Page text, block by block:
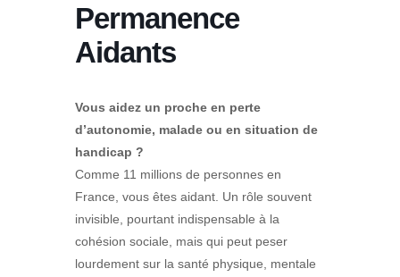
Permanence
Aidants
Vous aidez un proche en perte
d’autonomie, malade ou en situation de
handicap ?
Comme 11 millions de personnes en
France, vous êtes aidant. Un rôle souvent
invisible, pourtant indispensable à la
cohésion sociale, mais qui peut peser
lourdement sur la santé physique, mentale